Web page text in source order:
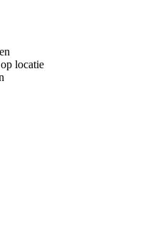
locatie